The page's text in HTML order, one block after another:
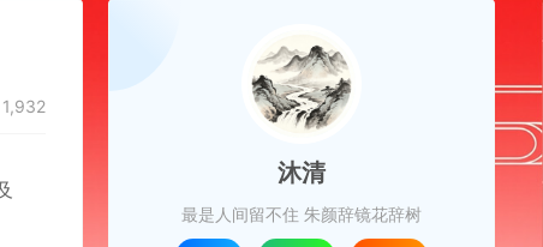
1,932
沐清
最是人间留不住 朱颜辞镜花辞树